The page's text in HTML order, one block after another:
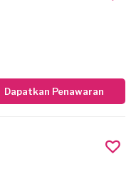
Dapatkan Penawaran